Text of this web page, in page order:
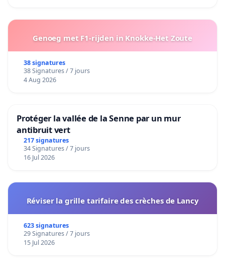
Genoeg met F1-rijden in Knokke-Het Zoute
38 signatures
38 Signatures / 7 jours
4 Aug 2026
Protéger la vallée de la Senne par un mur
antibruit vert
217 signatures
34 Signatures / 7 jours
16 Jul 2026
Réviser la grille tarifaire des crèches de Lancy
623 signatures
29 Signatures / 7 jours
15 Jul 2026